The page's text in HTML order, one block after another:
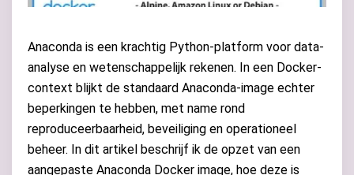
Anaconda is een krachtig Python-platform voor data-
analyse en wetenschappelijk rekenen. In een Docker-
context blijkt de standaard Anaconda-image echter
beperkingen te hebben, met name rond
reproduceerbaarheid, beveiliging en operationeel
beheer. In dit artikel beschrijf ik de opzet van een
aangepaste Anaconda Docker image, hoe deze is